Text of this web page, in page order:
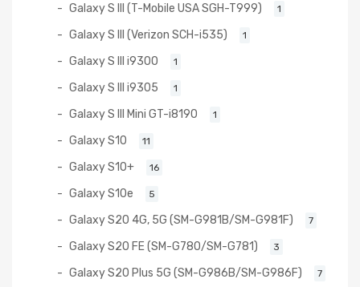
Galaxy S III (T-Mobile USA SGH-T999) 1
Galaxy S III (Verizon SCH-i535) 1
Galaxy S III i9300 1
Galaxy S III i9305 1
Galaxy S III Mini GT-i8190 1
Galaxy S10 11
Galaxy S10+ 16
Galaxy S10e 5
Galaxy S20 4G, 5G (SM-G981B/SM-G981F) 7
Galaxy S20 FE (SM-G780/SM-G781) 3
Galaxy S20 Plus 5G (SM-G986B/SM-G986F) 7